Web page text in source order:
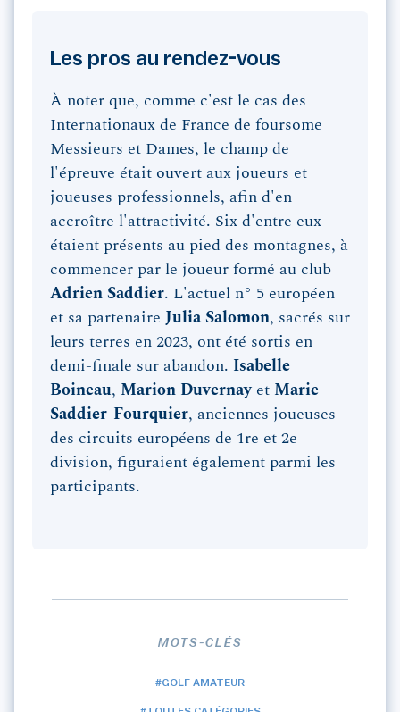
Les pros au rendez-vous
À noter que, comme c'est le cas des
Internationaux de France de foursome
Messieurs et Dames, le champ de
l'épreuve était ouvert aux joueurs et
joueuses professionnels, afin d'en
accroître l'attractivité. Six d'entre eux
étaient présents au pied des montagnes, à
commencer par le joueur formé au club
Adrien Saddier. L'actuel n° 5 européen
et sa partenaire Julia Salomon, sacrés sur
leurs terres en 2023, ont été sortis en
demi-finale sur abandon.
Isabelle
Boineau, Marion Duvernay et Marie
Saddier-Fourquier, anciennes joueuses
des circuits européens de 1re et 2e
division, figuraient également parmi les
participants.
MOTS-CLÉS
#GOLF AMATEUR